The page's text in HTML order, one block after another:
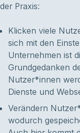
der Praxis:
Klicken viele
sich mit den
Unternehmen ist
Grundgedanken
Nutzer*innen
Dienste und
Verändern
wodurch